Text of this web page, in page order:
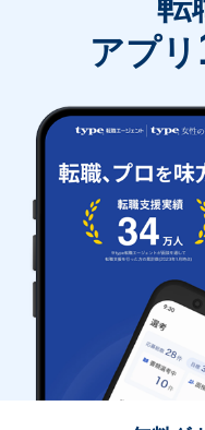
アプリ